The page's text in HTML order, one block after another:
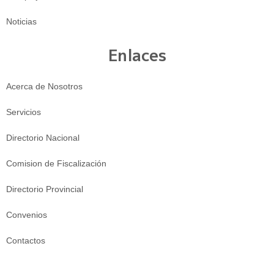
Noticias
Enlaces
Acerca de Nosotros
Servicios
Directorio Nacional
Comision de Fiscalización
Directorio Provincial
Convenios
Contactos